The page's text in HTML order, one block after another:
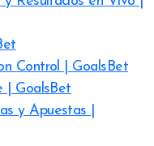
Control | GoalsBet
| GoalsBet
y Apuestas |